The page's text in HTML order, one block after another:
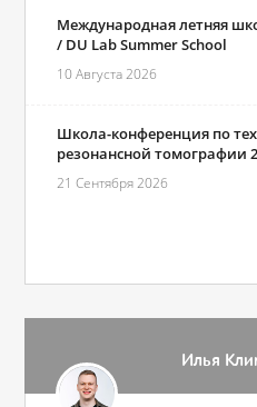
Международная летняя
/ DU Lab Summer School
10 Августа 2026
Школа-конференция по
резонансной томографии
21 Сентября 2026
Илья